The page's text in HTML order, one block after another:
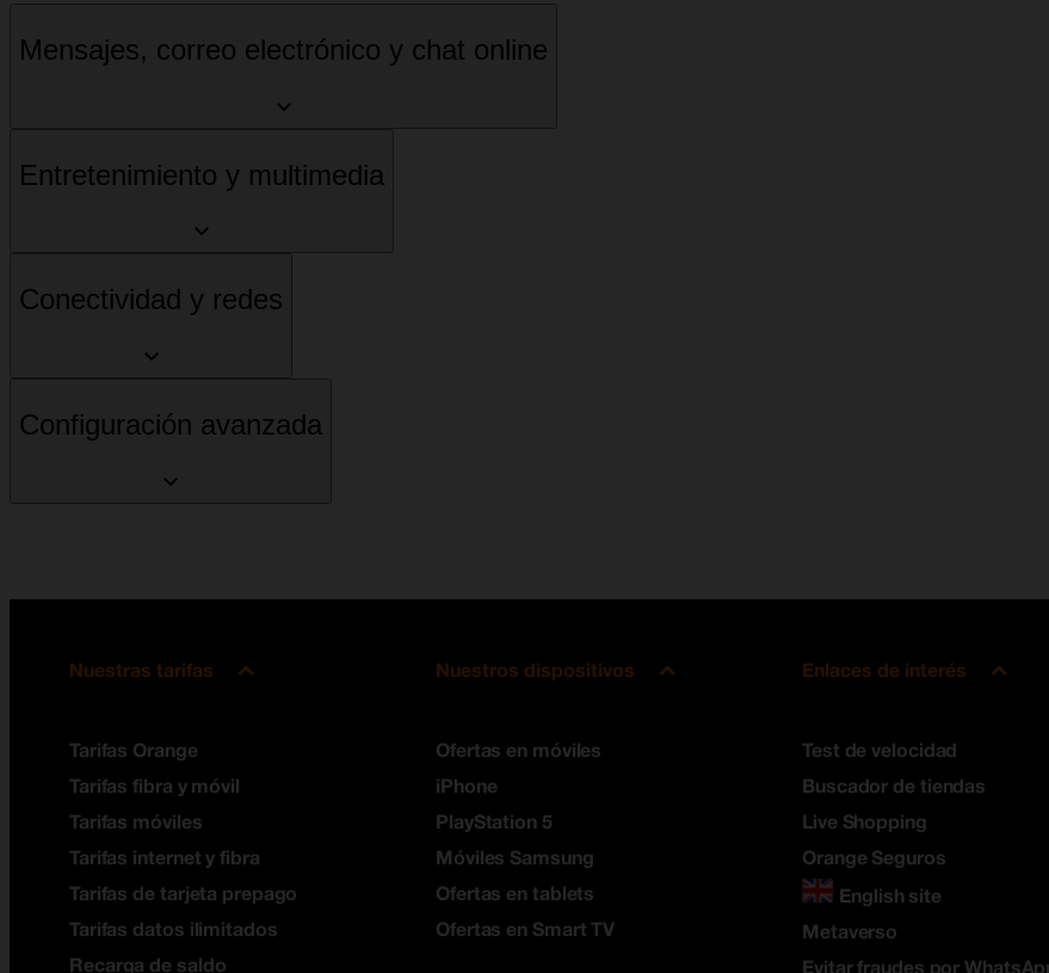
Mensajes, correo electrónico y chat online
Entretenimiento y multimedia
Conectividad y redes
Configuración avanzada
Nuestras tarifas
Tarifas Orange
Tarifas fibra y móvil
Tarifas móviles
Tarifas internet y fibra
Tarifas de tarjeta prepago
Tarifas datos ilimitados
Recarga de saldo
Nuestros dispositivos
Ofertas en móviles
iPhone
PlayStation 5
Móviles Samsung
Ofertas en tablets
Ofertas en Smart TV
Enlaces de interés
Test de velocidad
Buscador de tiendas
Live Shopping
Orange Seguros
English site
Metaverso
Evitar fraudes por